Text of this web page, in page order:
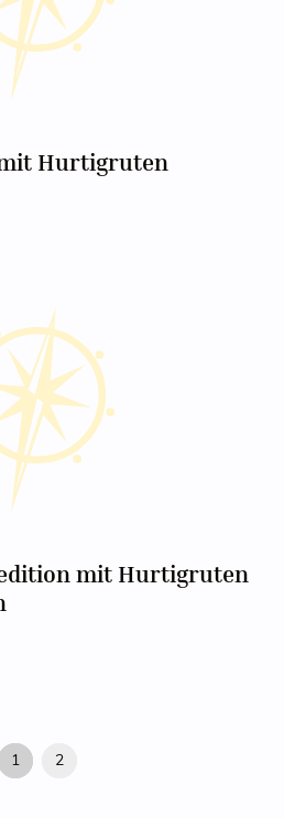
Hurtigruten
mit Hurtigruten
1 2